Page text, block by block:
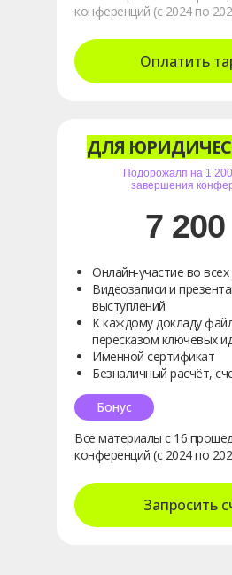
конференций (с 2024 по
Оплатить
Бонус
Все материалы с 16
конференций (с 2024 по
Онлайн-участие во всех
Видеозаписи и
выступлений
К каждому докладу
пересказом ключевых
Именной сертификат
Безналичный расчёт,
Подорожалп на 1
завершения
7
ДЛЯ
Запросить